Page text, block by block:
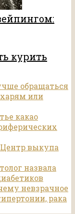
курить
обращаться
или
какао
Центр выкупа
назвала
невзрачное
рака